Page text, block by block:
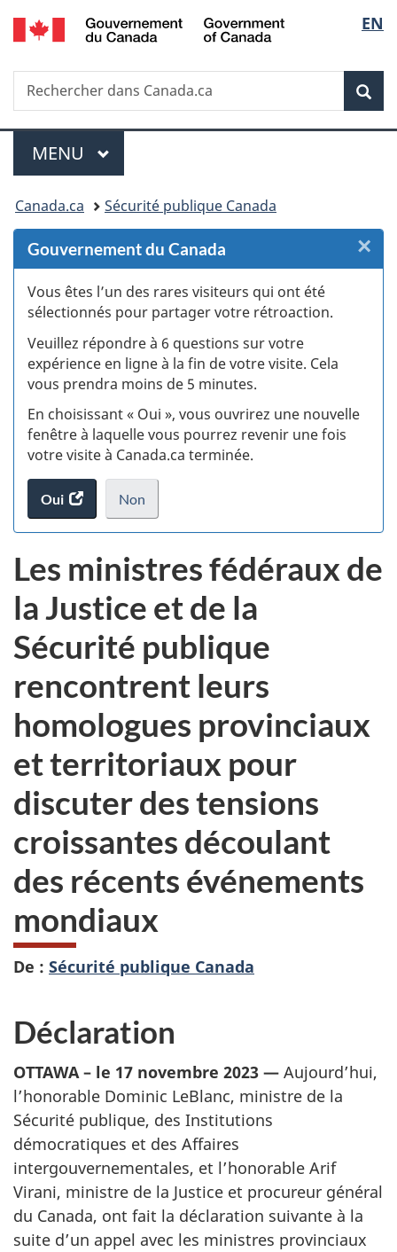
Passer
au
des
Passer
au
principal
Passer
à
Au
du
Passer
à
version
simplifiée
de
la
EN
Recherche
Rechercher
dans
Menu
MENU PRINCIPAL
Vous
êtes
ici :
Canada.ca Sécurité publique Canada
Gouvernement du Canada
Vous êtes l’un des rares visiteurs qui ont été
sélectionnés pour partager votre rétroaction.
Veuillez répondre à 6 questions sur votre
expérience en ligne à la fin de votre visite. Cela
vous prendra moins de 5 minutes.
En choisissant « Oui », vous ouvrirez une nouvelle
fenêtre à laquelle vous pourrez revenir une fois
votre visite à Canada.ca terminée.
Oui
accéder
au
Non
je
veux
pas
participer
au
sondage
du
site
web,
.
×
Les ministres fédéraux de
la Justice et de la
Sécurité publique
rencontrent leurs
homologues provinciaux
et territoriaux pour
discuter des tensions
croissantes découlant
des récents événements
mondiaux
De : Sécurité publique Canada
Déclaration
OTTAWA – le 17 novembre 2023 — Aujourd’hui,
l’honorable Dominic LeBlanc, ministre de la
Sécurité publique, des Institutions
démocratiques et des Affaires
intergouvernementales, et l’honorable Arif
Virani, ministre de la Justice et procureur général
du Canada, ont fait la déclaration suivante à la
suite d’un appel avec les ministres provinciaux